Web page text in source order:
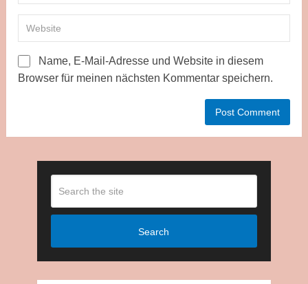
Name, E-Mail-Adresse und Website in diesem
Browser für meinen nächsten Kommentar speichern.
Search